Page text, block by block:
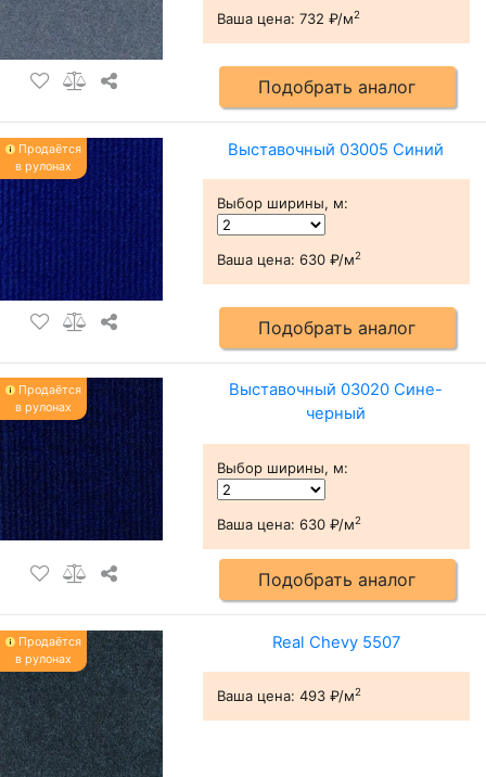
Ваша цена: 732 ₽/м2
Подобрать аналог
Продаётся
в рулонах
Выставочный 03005 Синий
Выбор ширины, м:
Ваша цена: 630 ₽/м2
Подобрать аналог
Продаётся
в рулонах
Выставочный 03020 Сине-
черный
Выбор ширины, м:
Ваша цена: 630 ₽/м2
Подобрать аналог
Продаётся
в рулонах
Real Chevy 5507
Ваша цена: 493 ₽/м2